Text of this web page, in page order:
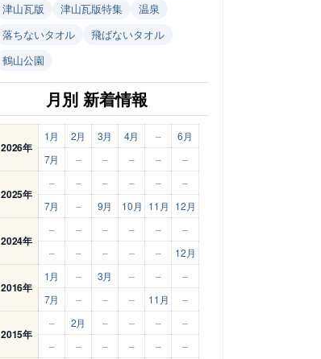
津山瓦版
津山瓦版特集
温泉
落ちないタオル
飛ばないタオル
鶴山公園
月別 新着情報
2026年
1月 2月 3月 4月 –
6月
7月
– – – – –
2025年
– – – – –
–
7月
– 9月 10月 11月 12月
2024年
– – – – –
–
–
– – – – 12月
2016年
1月 – 3月 – –
–
7月
– – – 11月 –
2015年
– 2月 – – –
–
–
– – – – –